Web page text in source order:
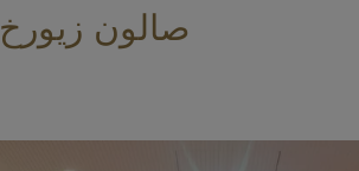
صالون زيورخ